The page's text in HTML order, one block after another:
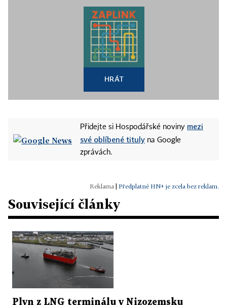
HRÁT
Přidejte si Hospodářské noviny mezi
své oblíbené tituly na Google
zprávách.
Předplatné HN+ je zcela bez reklam.
Související články
Plyn z LNG terminálu v Nizozemsku